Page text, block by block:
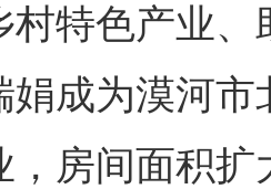
村特色产业
娟成为漠河
，房间面积